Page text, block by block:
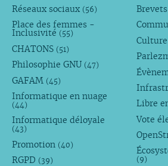
Réseaux sociaux (56)
Place des femmes -
Inclusivité (55)
CHATONS (51)
Philosophie GNU (47)
GAFAM (45)
Informatique en nuage
(44)
Informatique déloyale
(43)
Promotion (40)
RGPD (39)
Libre
Vote
(9)